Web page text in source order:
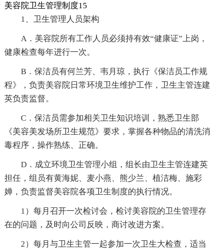
美容院卫生管理制度15
1、卫生管理人员架构
A．美容院所有工作人员必须持有效“健康证”上岗，
健康检查每年进行一次。
B．保洁员有何兰芳、韦月琼，执行《保洁员工作规
程》，负责美容院日常环境卫生维护工作，卫生主管连建
英负责监督。
C．保洁员需参加相关卫生知识培训，熟悉卫生部
《美容美发场所卫生规范》要求，掌握各种物品的清洗消
毒程序，操作熟练、正确。
D．成立环境卫生管理小组，组长由卫生主管连建英
担任，组员有黄海妮、麦小燕、熊少兰、植洁梅、施彩
婵，负责监督美容院各项卫生制度的执行情况。
1）每月召开一次检讨会，检讨美容院的卫生管理存
在的问题，及时向公司反映，商讨改进方案。
2）每月与卫生主管一起参加一次卫生大检查，适当